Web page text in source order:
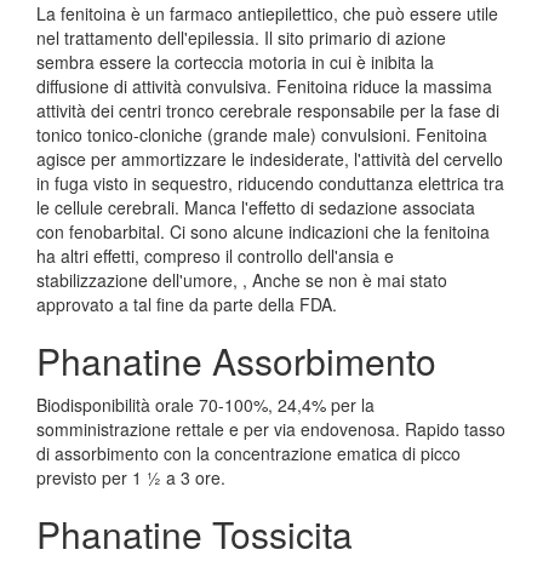
La fenitoina è un farmaco antiepilettico, che può essere utile
nel trattamento dell'epilessia. Il sito primario di azione
sembra essere la corteccia motoria in cui è inibita la
diffusione di attività convulsiva. Fenitoina riduce la massima
attività dei centri tronco cerebrale responsabile per la fase di
tonico tonico-cloniche (grande male) convulsioni. Fenitoina
agisce per ammortizzare le indesiderate, l'attività del cervello
in fuga visto in sequestro, riducendo conduttanza elettrica tra
le cellule cerebrali. Manca l'effetto di sedazione associata
con fenobarbital. Ci sono alcune indicazioni che la fenitoina
ha altri effetti, compreso il controllo dell'ansia e
stabilizzazione dell'umore, , Anche se non è mai stato
approvato a tal fine da parte della FDA.
Phanatine Assorbimento
Biodisponibilità orale 70-100%, 24,4% per la
somministrazione rettale e per via endovenosa. Rapido tasso
di assorbimento con la concentrazione ematica di picco
previsto per 1 ½ a 3 ore.
Phanatine Tossicita